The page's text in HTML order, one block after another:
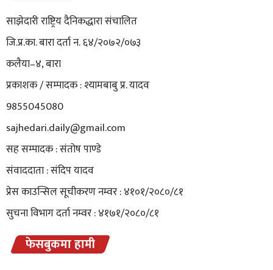
साझेदारी राष्ट्रिय दैनिकद्धारा संचालित
जि.प्र.का. बारा दर्ता न. ६४/२०७२/०७३
कलैया–४, बारा
प्रकाशक / सम्पादक : श्यामबाबु प्र. यादव
9855045080
sajhedari.daily@gmail.com
सह सम्पादक : संतोष पाण्डे
संवाददाता : संदिप यादव
प्रेस काउन्सिल सूचीकरण नम्वर : ४१०१/२०८०/८१
सुचना विभाग दर्ता नम्वर : ४१७१/२०८०/८१
फेसबुकमा हामी